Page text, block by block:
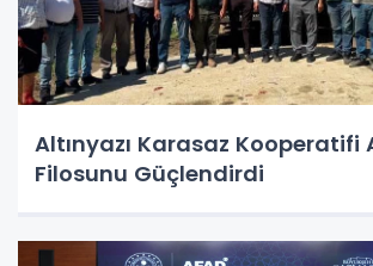
Altınyazı Karasaz Kooperatifi
Filosunu Güçlendirdi